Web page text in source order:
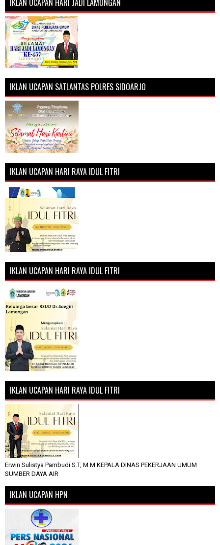
IKLAN UCAPAN SATLANTAS POLRES SIDOARJO
IKLAN UCAPAN HARI RAYA IDUL FITRI
IKLAN UCAPAN HARI RAYA IDUL FITRI
IKLAN UCAPAN HARI RAYA IDUL FITRI
Erwin Sulistya Pambudi S.T, M.M KEPALA DINAS PEKERJAAN UMUM
SUMBER DAYA AIR
IKLAN UCAPAN HPN